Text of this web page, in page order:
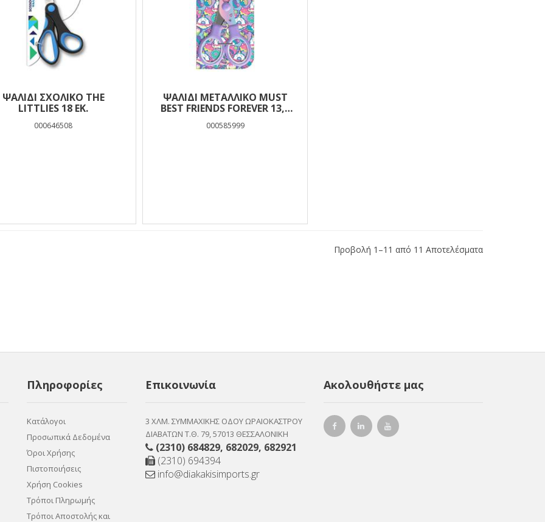
ΨΑΛΊΔΙ ΣΧΟΛΙΚΌ THE
LITTLIES 18 ΕΚ.
000646508
ΨΑΛΊΔΙ ΜΕΤΑΛΛΙΚΌ MUST
BEST FRIENDS FOREVER 13,5
000585999
Προβολή 1–11 από 11 Αποτελέσματα
Πληροφορίες
Κατάλογοι
Προσωπικά Δεδομένα
Όροι Χρήσης
Πιστοποιήσεις
Χρήση Cookies
Τρόποι Πληρωμής
Τρόποι Αποστολής και
Επικοινωνία
3 ΧΛΜ. ΣΥΜΜΑΧΙΚΗΣ ΟΔΟΥ ΩΡΑΙΟΚΑΣΤΡΟΥ
ΔΙΑΒΑΤΩΝ Τ.Θ. 79, 57013 ΘΕΣΣΑΛΟΝΙΚΗ
(2310) 684829, 682029, 682921
(2310) 694394
info@diakakisimports.gr
Ακολουθήστε μας